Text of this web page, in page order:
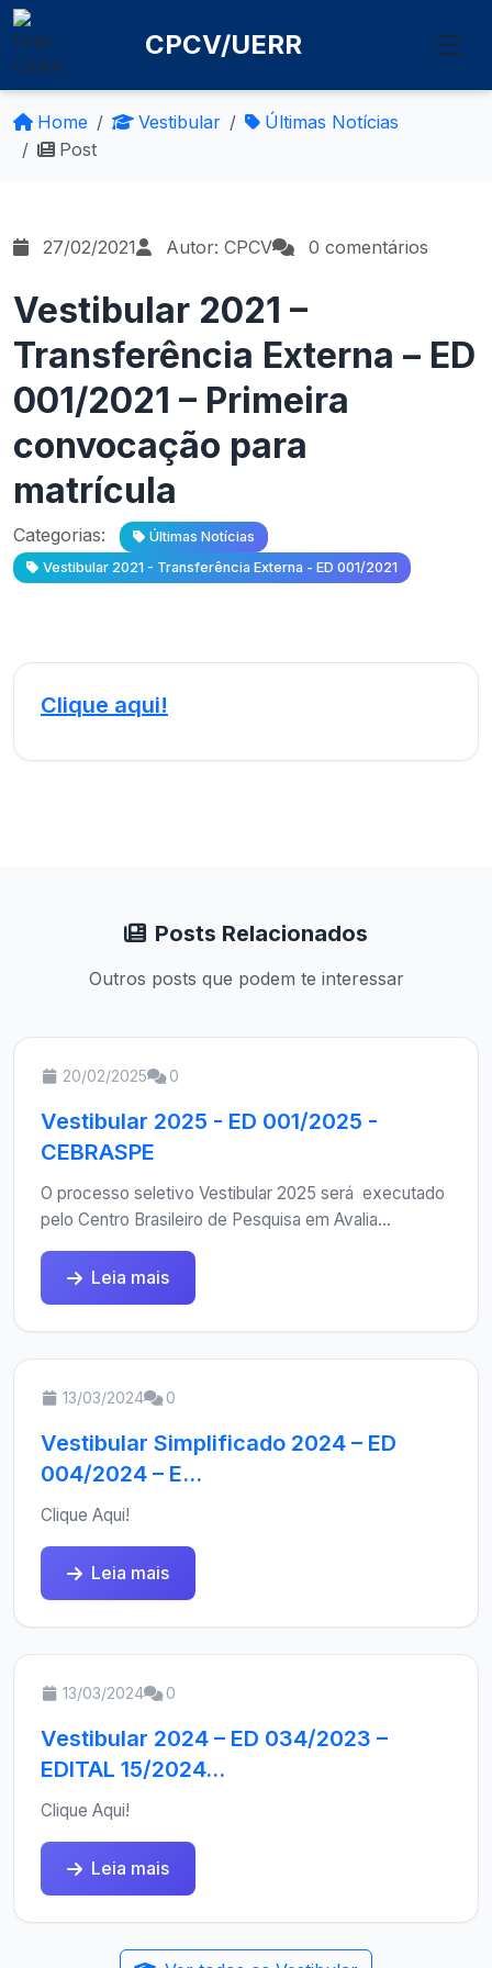
CPCV/UERR
Home Vestibular
Últimas Notícias
Post
27/02/2021 Autor: CPCV 0 comentários
Vestibular 2021 –
Transferência Externa – ED
001/2021 – Primeira
convocação para
matrícula
Categorias:
Últimas Notícias
Vestibular 2021 - Transferência Externa - ED 001/2021
Clique aqui!
Posts Relacionados
Outros posts que podem te interessar
20/02/2025 0
Vestibular 2025 - ED 001/2025 -
CEBRASPE
O processo seletivo Vestibular 2025 será executado
pelo Centro Brasileiro de Pesquisa em Avalia...
Leia mais
13/03/2024 0
Vestibular Simplificado 2024 – ED
004/2024 – E...
Clique Aqui!
Leia mais
13/03/2024 0
Vestibular 2024 – ED 034/2023 –
EDITAL 15/2024...
Clique Aqui!
Leia mais